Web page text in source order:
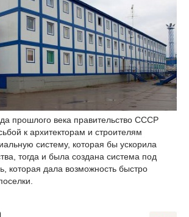
прошлого века правительство СССР
к архитекторам и строителям
систему, которая бы ускорила
тогда и была создана система под
которая дала возможность быстро